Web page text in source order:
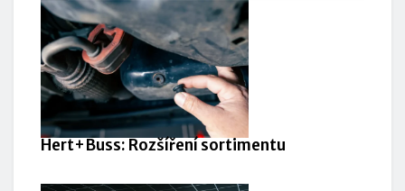
Hert+Buss: Rozšíření sortimentu